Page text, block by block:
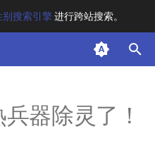
搜索引擎进行跨站搜索。
器除灵了！